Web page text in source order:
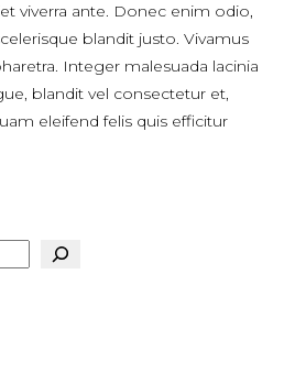
viverra ante. Donec enim odio,
blandit justo. Vivamus
Integer malesuada lacinia
blandit vel consectetur et,
eleifend felis quis efficitur